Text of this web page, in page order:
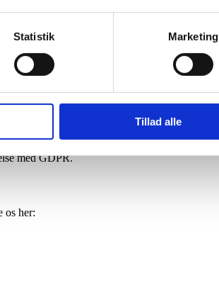
Statistik Marketing
Tillad alle
med GDPR.
os her: